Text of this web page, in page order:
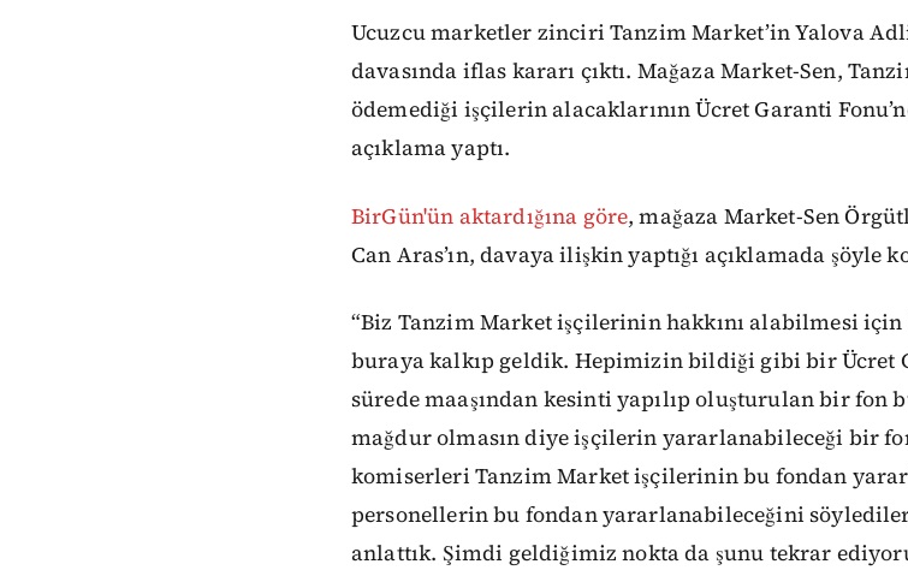
Ucuzcu marketler zinciri Tanzim Market’in Yalova
davasında iflas kararı çıktı. Mağaza Market-Sen,
ödemediği işçilerin alacaklarının Ücret Garanti
açıklama yaptı.
BirGün'ün aktardığına göre, mağaza Market-Sen
Can Aras’ın, davaya ilişkin yaptığı açıklamada şöyle
“Biz Tanzim Market işçilerinin hakkını alabilmesi
buraya kalkıp geldik. Hepimizin bildiği gibi bir Ücret
sürede maaşından kesinti yapılıp oluşturulan bir fon
mağdur olmasın diye işçilerin yararlanabileceği bir
komiserleri Tanzim Market işçilerinin bu fondan
personellerin bu fondan yararlanabileceğini
anlattık. Şimdi geldiğimiz nokta da şunu tekrar